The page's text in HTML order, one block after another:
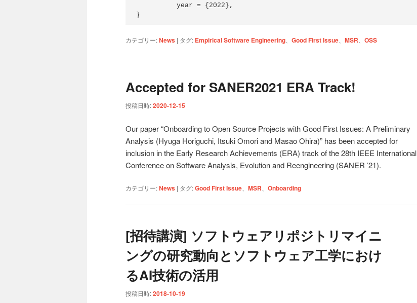
          year = {2022},
}
カテゴリー:News | タグ: Empirical Software Engineering Good First Issue MSR OSS
Accepted for SANER2021 ERA Track!
投稿日時:2020-12-15
Our paper “Onboarding to Open Source Projects with Good First Issues: A Preliminary
Analysis (Hyuga Horiguchi, Itsuki Omori and Masao Ohira)” has been accepted for
inclusion in the Early Research Achievements (ERA) track of the 28th IEEE International
Conference on Software Analysis, Evolution and Reengineering (SANER ’21).
カテゴリー:News | タグ:Good First Issue MSR Onboarding
[招待講演] ソフトウェアリポジトリマイニ
ングの研究動向とソフトウェア工学におけ
るAI技術の活用
投稿日時:2018-10-19